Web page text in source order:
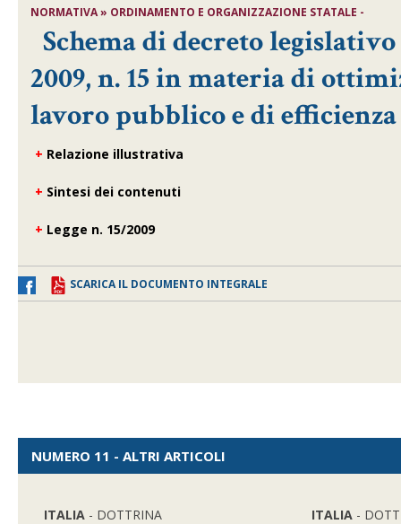
NORMATIVA » ORDINAMENTO E ORGANIZZAZIONE STATALE -
Schema di decreto
2009, n. 15 in materia di
lavoro pubblico e di efficienza
+ Relazione illustrativa
+ Sintesi dei contenuti
+ Legge n. 15/2009
SCARICA IL DOCUMENTO INTEGRALE
NUMERO 11 - ALTRI ARTICOLI
ITALIA - DOTTRINA ITALIA -